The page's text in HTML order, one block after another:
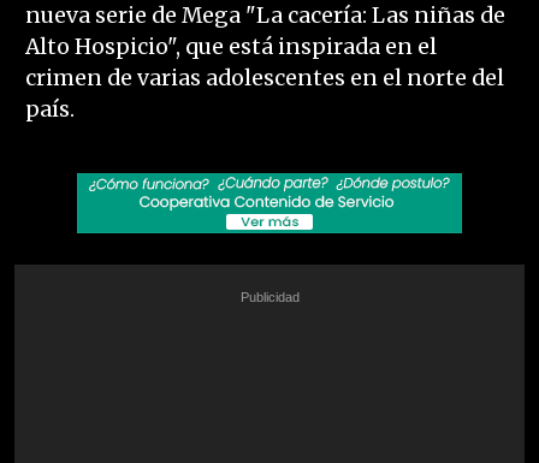
nueva serie de Mega "La cacería: Las niñas de
Alto Hospicio", que está inspirada en el
crimen de varias adolescentes en el norte del
país.